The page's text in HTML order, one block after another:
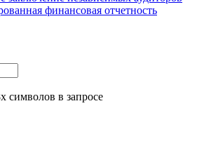
финансовая отчетность
символов в запросе